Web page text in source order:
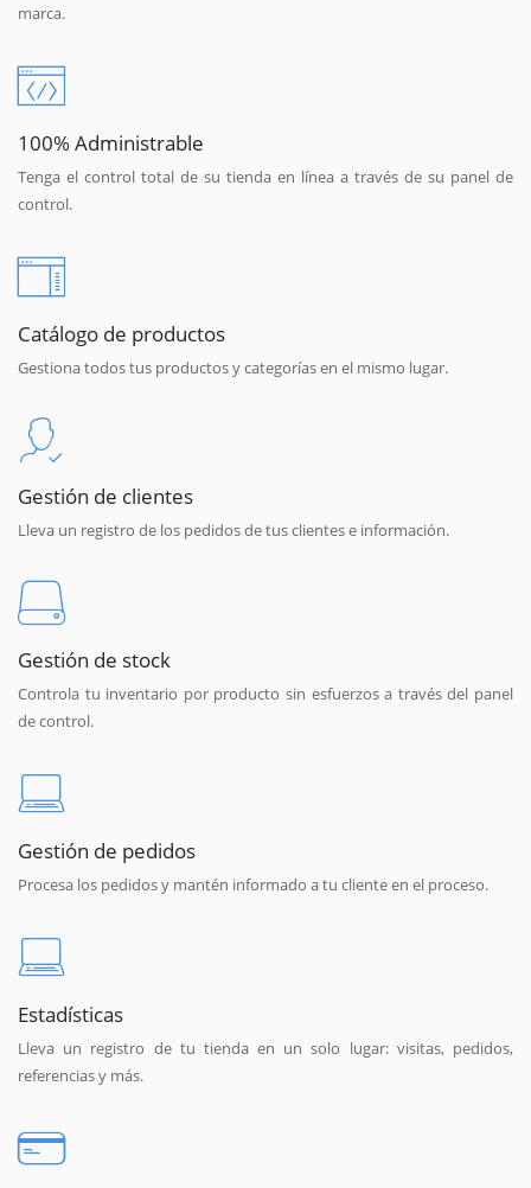
marca.
100% Administrable
Tenga el control total de su tienda en línea a través de su panel de
control.
Catálogo de productos
Gestiona todos tus productos y categorías en el mismo lugar.
Gestión de clientes
Lleva un registro de los pedidos de tus clientes e información.
Gestión de stock
Controla tu inventario por producto sin esfuerzos a través del panel
de control.
Gestión de pedidos
Procesa los pedidos y mantén informado a tu cliente en el proceso.
Estadísticas
Lleva un registro de tu tienda en un solo lugar: visitas, pedidos,
referencias y más.